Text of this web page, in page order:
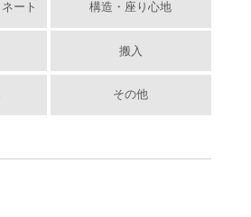
ート 構造・座り心地
搬入
その他